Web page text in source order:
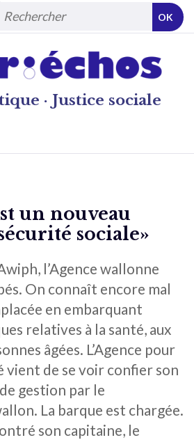
· Justice sociale
OK
un nouveau
sociale»
l’Agence wallonne
On connaît encore mal
en embarquant
relatives à la santé, aux
âgées. L’Agence pour
vient de se voir confier son
gestion par le
La barque est chargée.
son capitaine, le